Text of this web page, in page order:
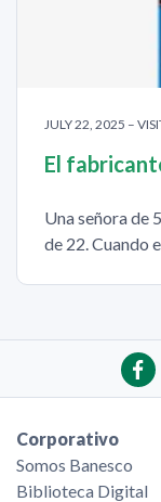
JULY 22, 2025 –
El
Una señora de
de 22. Cuando
Corporativo
Somos Banesco
Biblioteca Digital